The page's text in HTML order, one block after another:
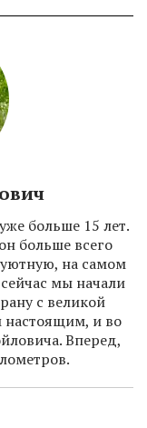
больше 15 лет.
больше всего
на самом
мы начали
с великой
настоящим, и во
Вперед,